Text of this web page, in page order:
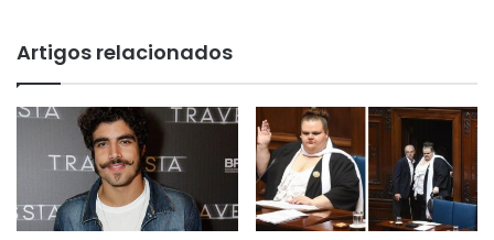
Artigos relacionados